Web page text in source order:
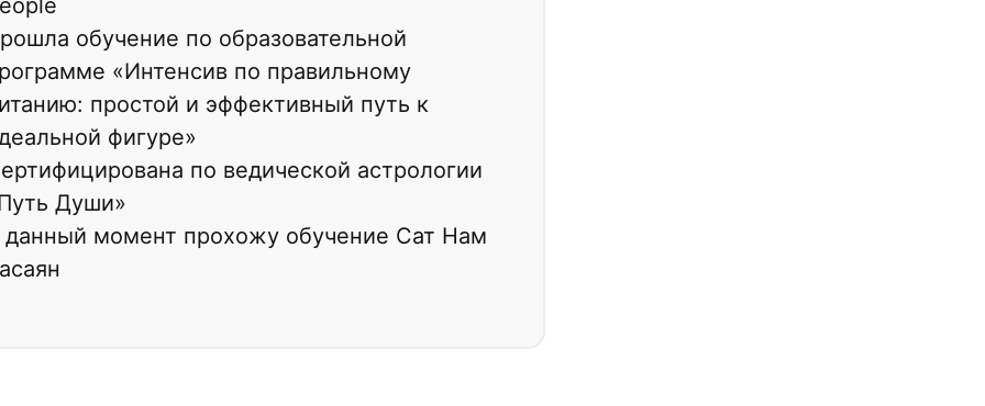
обучение по образовательной
«Интенсив по правильному
простой и эффективный путь к
фигуре»
по ведической астрологии
Души»
данный момент прохожу обучение Сат Нам